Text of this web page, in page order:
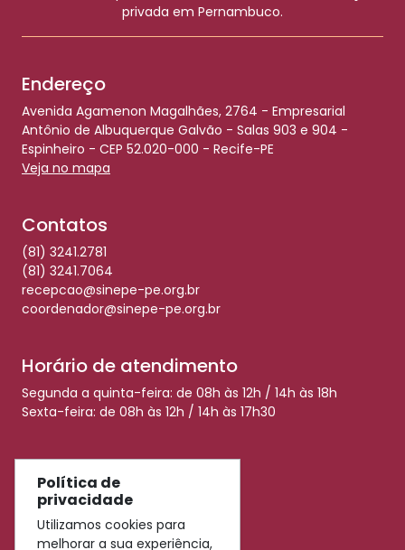
privada em Pernambuco.
Endereço
Avenida Agamenon Magalhães, 2764 - Empresarial
Antônio de Albuquerque Galvão - Salas 903 e 904 -
Espinheiro - CEP 52.020-000 - Recife-PE
Veja no mapa
Contatos
(81) 3241.2781
(81) 3241.7064
recepcao@sinepe-pe.org.br
coordenador@sinepe-pe.org.br
Horário de atendimento
Segunda a quinta-feira: de 08h às 12h / 14h às 18h
Sexta-feira: de 08h às 12h / 14h às 17h30
Redes Sociais
Política de
privacidade
Utilizamos cookies para
melhorar a sua experiência,